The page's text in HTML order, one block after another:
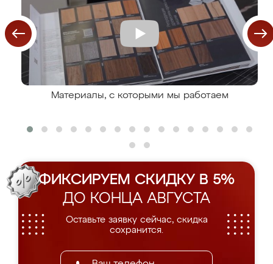
Материалы, с которыми мы работаем
ФИКСИРУЕМ СКИДКУ В 5%
ДО КОНЦА АВГУСТА
Оставьте заявку сейчас, скидка
сохранится.